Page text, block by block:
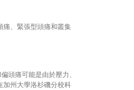
、緊張型頭痛和叢集
頭痛可能是由於壓力、
加州大學洛杉磯分校科